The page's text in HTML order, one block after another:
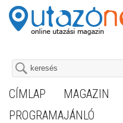
CÍMLAP MAGAZIN
PROGRAMAJÁNLÓ